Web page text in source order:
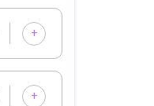
+
+